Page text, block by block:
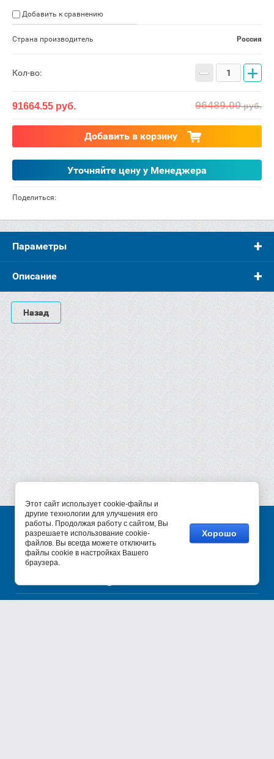
Добавить к сравнению
Страна производитель Россия
Кол-во: − +
91664.55 руб. 96489.00руб.
Добавить в корзину
Уточняйте цену у Менеджера
Поделиться:
Параметры
Описание
Назад
© 2017 - 2026
+7 (495) 987-34-47
Этот сайт использует cookie-файлы и
другие технологии для улучшения его
работы. Продолжая работу с сайтом, Вы
разрешаете использование cookie-
файлов. Вы всегда можете отключить
файлы cookie в настройках Вашего
браузера.
Хорошо